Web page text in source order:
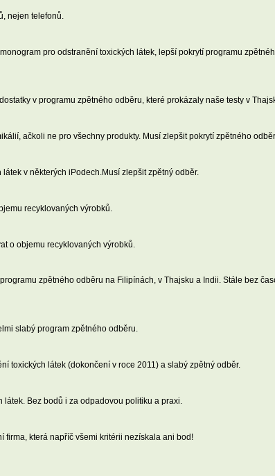
nejen telefonů.
pro odstranění toxických látek, lepší pokrytí programu
v programu zpětného odběru, které prokázaly naše testy v
ačkoli ne pro všechny produkty. Musí zlepšit pokrytí zpětného
v některých iPodech.Musí zlepšit zpětný odběr.
recyklovaných výrobků.
o objemu recyklovaných výrobků.
zpětného odběru na Filipínách, v Thajsku a Indii. Stále bez
slabý program zpětného odběru.
toxických látek (dokončení v roce 2011) a slabý zpětný odběr.
Bez bodů i za odpadovou politiku a praxi.
firma, která napříč všemi kritérii nezískala ani bod!